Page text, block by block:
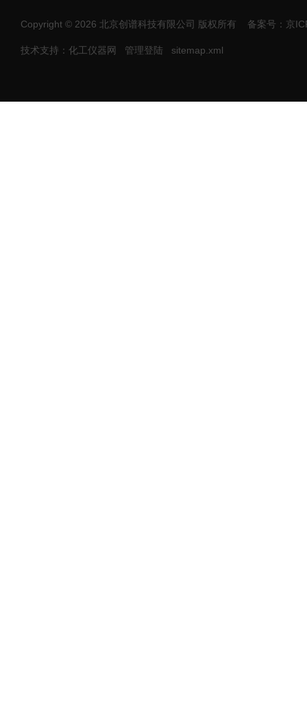
Copyright © 2026 北京创谱科技有限公司 版权所有 备案号：京
技术支持：化工仪器网 管理登陆 sitemap.xml